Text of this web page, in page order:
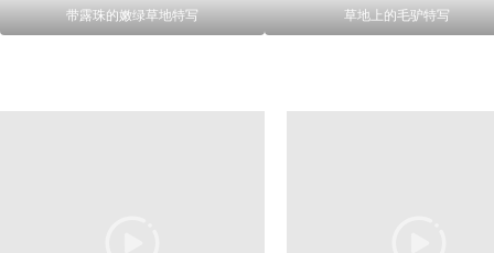
带露珠的嫩绿草地特写 草地上的毛驴特写